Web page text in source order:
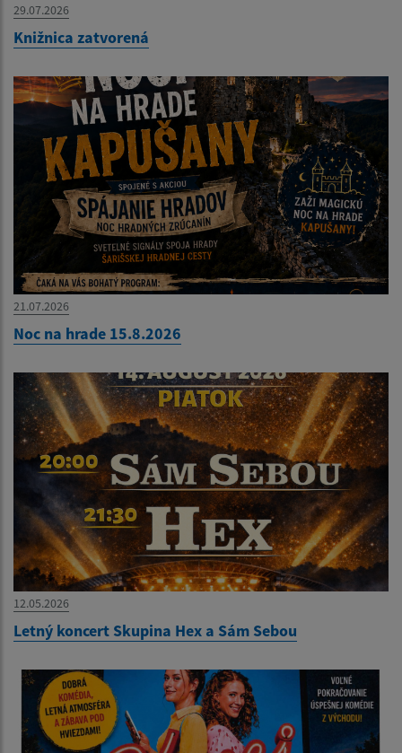
29.07.2026
Knižnica zatvorená
21.07.2026
Noc na hrade 15.8.2026
12.05.2026
Letný koncert Skupina Hex a Sám Sebou